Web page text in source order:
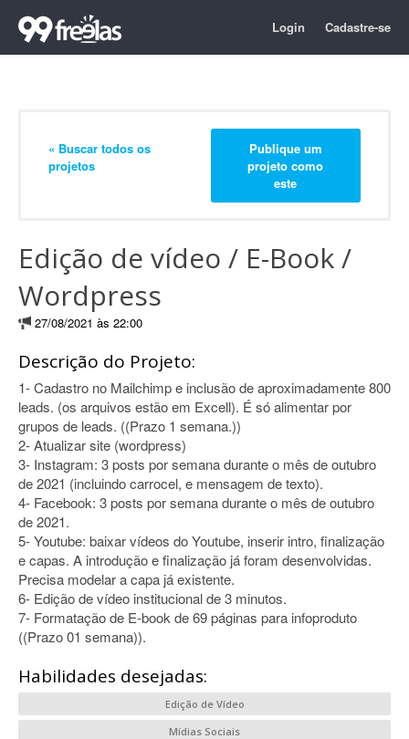
Login Cadastre-se
« Buscar todos os
projetos
Publique um
projeto como
este
Edição de vídeo / E-Book /
Wordpress
27/08/2021 às 22:00
Descrição do Projeto:
1- Cadastro no Mailchimp e inclusão de aproximadamente 800
leads. (os arquivos estão em Excell). É só alimentar por
grupos de leads. ((Prazo 1 semana.))
2- Atualizar site (wordpress)
3- Instagram: 3 posts por semana durante o mês de outubro
de 2021 (incluindo carrocel, e mensagem de texto).
4- Facebook: 3 posts por semana durante o mês de outubro
de 2021.
5- Youtube: baixar vídeos do Youtube, inserir intro, finalização
e capas. A introdução e finalização já foram desenvolvidas.
Precisa modelar a capa já existente.
6- Edição de vídeo institucional de 3 minutos.
7- Formatação de E-book de 69 páginas para infoproduto
((Prazo 01 semana)).
Habilidades desejadas:
Edição de Vídeo
Mídias Sociais